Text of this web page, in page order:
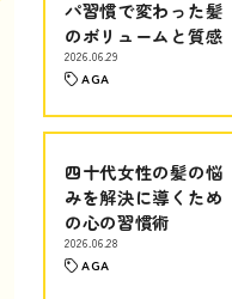
パ習慣で変わった髪
のボリュームと質感
2026.06.29
AGA
四十代女性の髪の悩
みを解決に導くため
の心の習慣術
2026.06.28
AGA